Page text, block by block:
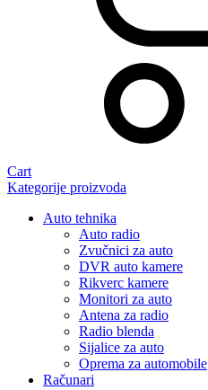
Cart
Kategorije proizvoda
Auto tehnika
Auto radio
Zvučnici za auto
DVR auto kamere
Rikverc kamere
Monitori za auto
Antena za radio
Radio blenda
Sijalice za auto
Oprema za automobile
Računari